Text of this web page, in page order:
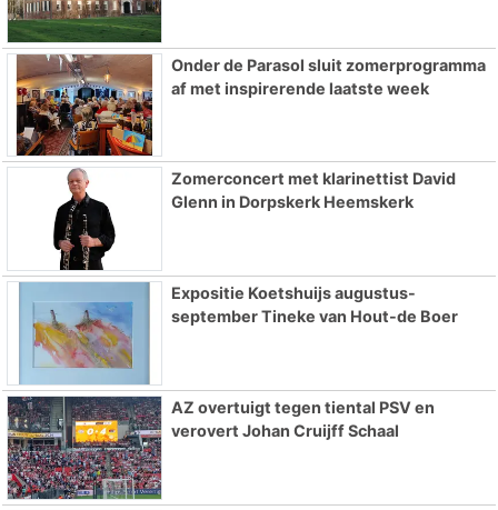
Onder de Parasol sluit zomerprogramma
af met inspirerende laatste week
Zomerconcert met klarinettist David
Glenn in Dorpskerk Heemskerk
Expositie Koetshuijs augustus-
september Tineke van Hout-de Boer
AZ overtuigt tegen tiental PSV en
verovert Johan Cruijff Schaal